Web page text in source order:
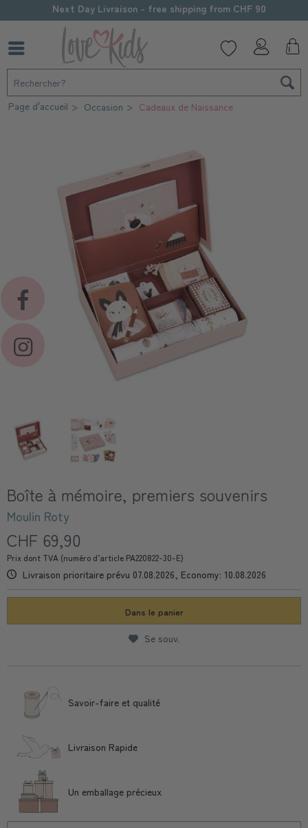
Next Day Livraison - free shipping from CHF 90
Page d'accueil Occasion Cadeaux de Naissance
Boîte à mémoire, premiers souvenirs
Moulin Roty
CHF 69,90
Prix dont TVA (numéro d’article PA220822-30-E)
Livraison prioritaire prévu 07.08.2026, Economy: 10.08.2026
Dans le panier
Se souv.
Savoir-faire et qualité
Livraison Rapide
Un emballage précieux